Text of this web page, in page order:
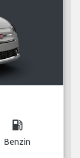
local_gas_station
Benzin